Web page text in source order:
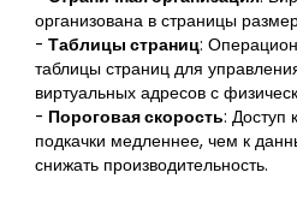
организована в страницы
-Таблицы страниц:
таблицы страниц для
виртуальных адресов с
- Пороговая скорость: Доступ
подкачки медленнее, чем к
снижать производительность.